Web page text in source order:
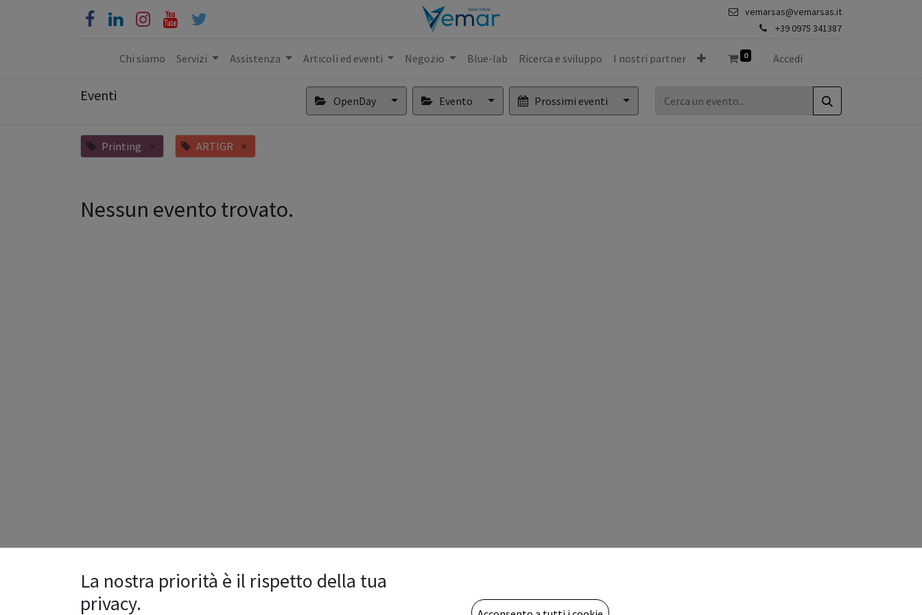
vemarsas@vemarsas.it
+39 0975 341387
Chi siamo Servizi Assistenza Articoli ed eventi Negozio Blue-lab Ricerca e sviluppo I nostri partner 0 Accedi
Eventi OpenDay Evento Prossimi eventi
Printing × ARTIGR ×
Nessun evento trovato.
La nostra priorità è il rispetto della tua
privacy.